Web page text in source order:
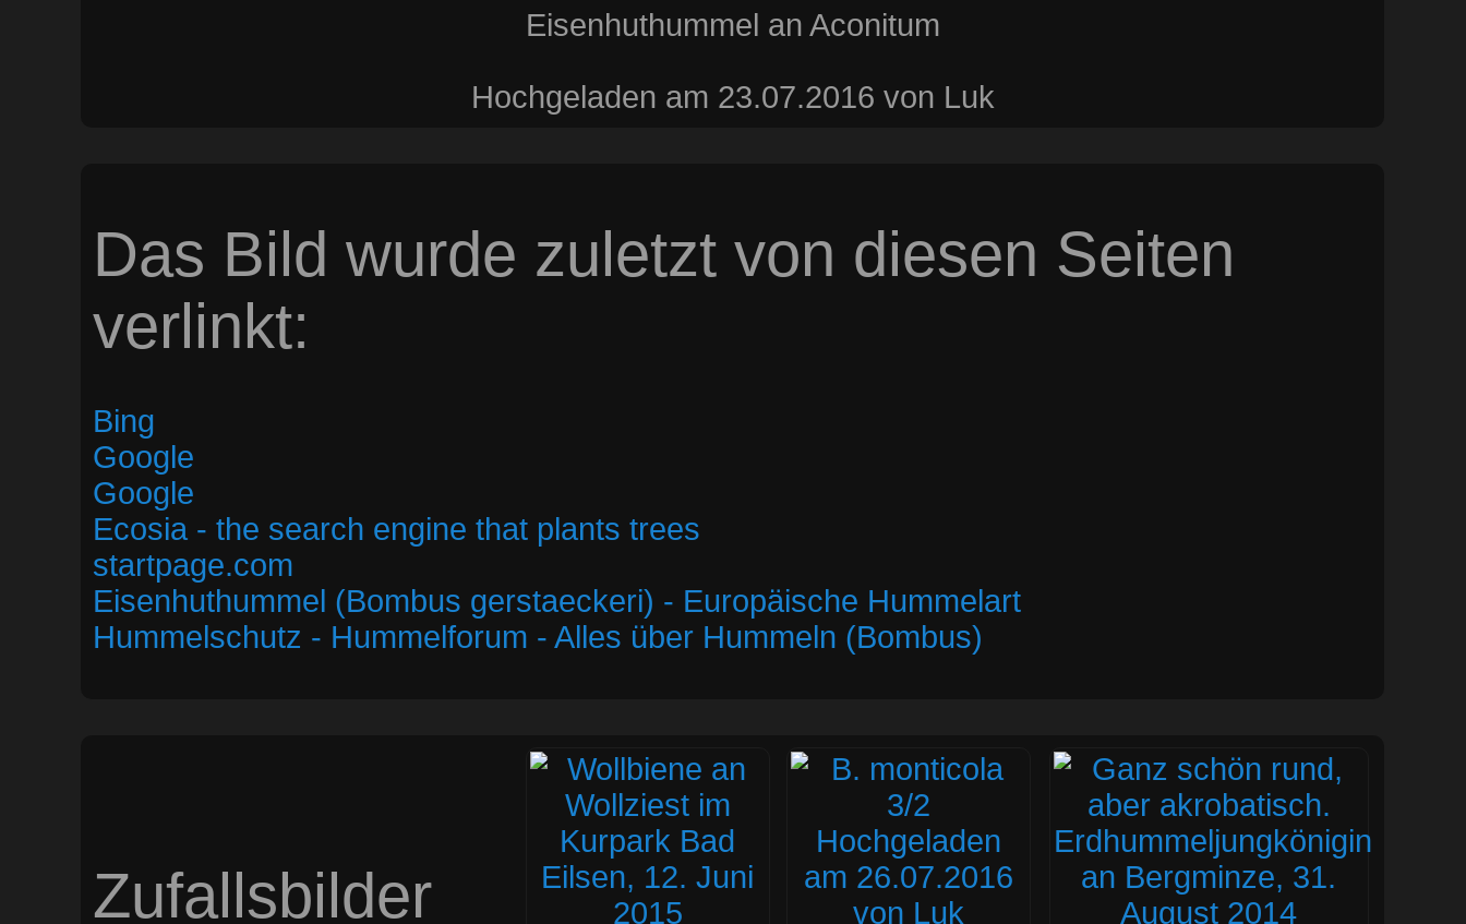
Eisenhuthummel an Aconitum
Hochgeladen am 23.07.2016 von Luk
Das Bild wurde zuletzt von diesen Seiten
verlinkt:
Bing
Google
Google
Ecosia - the search engine that plants trees
startpage.com
Eisenhuthummel (Bombus gerstaeckeri) - Europäische Hummelart
Hummelschutz - Hummelforum - Alles über Hummeln (Bombus)
Zufallsbilder